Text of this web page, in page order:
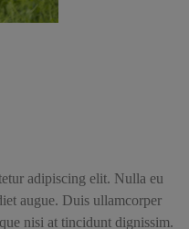
adipiscing elit. Nulla eu
augue. Duis ullamcorper
nisi at tincidunt dignissim.